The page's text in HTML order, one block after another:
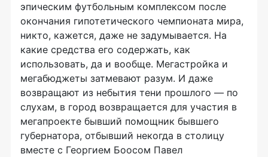
эпическим футбольным комплексом после
окончания гипотетического чемпионата мира,
никто, кажется, даже не задумывается. На
какие средства его содержать, как
использовать, да и вообще. Мегастройка и
мегабюджеты затмевают разум. И даже
возвращают из небытия тени прошлого — по
слухам, в город возвращается для участия в
мегапроекте бывший помощник бывшего
губернатора, отбывший некогда в столицу
вместе с Георгием Боосом Павел